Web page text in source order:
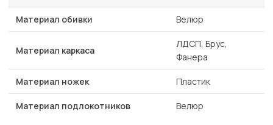
Материал обивки Велюр
Материал каркаса
ЛДСП, Брус,
Фанера
Материал ножек Пластик
Материал подлокотников Велюр